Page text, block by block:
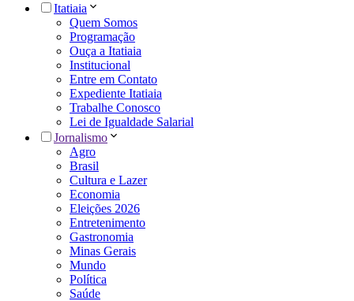
Itatiaia
Quem Somos
Programação
Ouça a Itatiaia
Institucional
Entre em Contato
Expediente Itatiaia
Trabalhe Conosco
Lei de Igualdade Salarial
Jornalismo
Agro
Brasil
Cultura e Lazer
Economia
Eleições 2026
Entretenimento
Gastronomia
Minas Gerais
Mundo
Política
Saúde